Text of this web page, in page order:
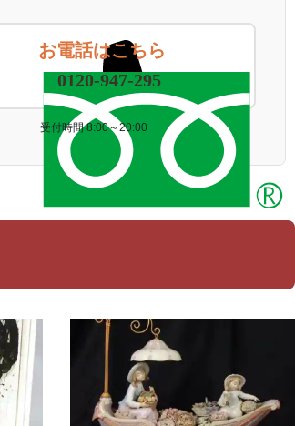
お電話はこちら
0120-947-295
受付時間 8:00～20:00